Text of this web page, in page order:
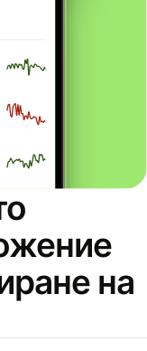
на